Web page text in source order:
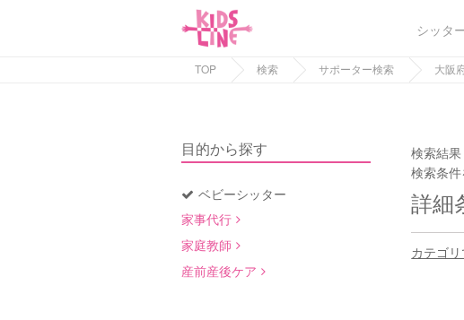
シッタ
TOP 検索 サポーター検索 大阪
目的から探す
ベビーシッター
家事代行
家庭教師
産前産後ケア
検索結
検索条件
詳細
カテゴ